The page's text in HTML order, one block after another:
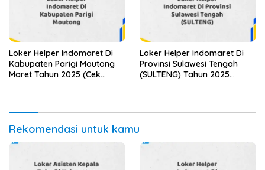
Loker Helper Indomaret Di
Kabupaten Parigi Moutong
Maret Tahun 2025 (Cek
Loker Helper Indomaret Di
Provinsi Sulawesi Tengah
(SULTENG) Tahun 2025
Rekomendasi untuk kamu